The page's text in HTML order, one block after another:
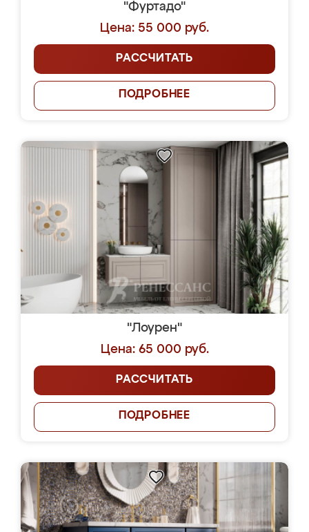
"Фуртадо"
Цена: 55 000 руб.
РАССЧИТАТЬ
ПОДРОБНЕЕ
"Лоурен"
Цена: 65 000 руб.
РАССЧИТАТЬ
ПОДРОБНЕЕ